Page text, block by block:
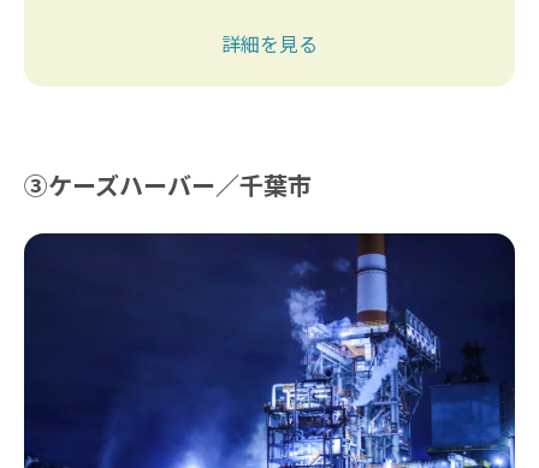
詳細を見る
③ケーズハーバー／千葉市